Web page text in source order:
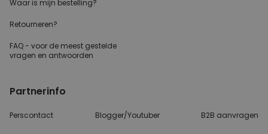
Waar is mijn bestelling?
Retourneren?
FAQ - voor de meest gestelde
vragen en antwoorden
Partnerinfo
Perscontact Blogger/Youtuber B2B aanvragen